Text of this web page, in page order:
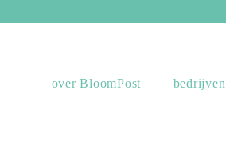
over BloomPost bedrijven